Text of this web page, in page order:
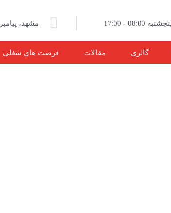
08:00 - 17:00 مشهد، پیامبر اعظم
گالری مقالات فرصت های شغلی